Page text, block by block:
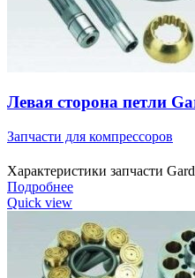
Левая сторона петли
Запчасти для компрессоров
Характеристики запчасти
Подробнее
Quick view